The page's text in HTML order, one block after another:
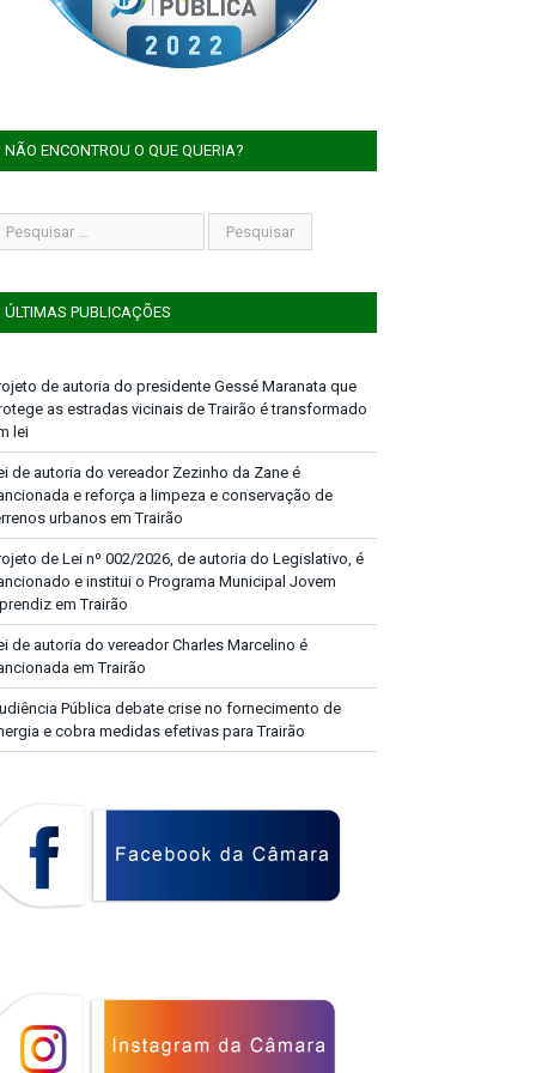
NÃO ENCONTROU O QUE QUERIA?
ÚLTIMAS PUBLICAÇÕES
de autoria do presidente Gessé Maranata que
as estradas vicinais de Trairão é transformado
lei
de autoria do vereador Zezinho da Zane é
e reforça a limpeza e conservação de
urbanos em Trairão
de Lei nº 002/2026, de autoria do Legislativo, é
e institui o Programa Municipal Jovem
em Trairão
de autoria do vereador Charles Marcelino é
em Trairão
Pública debate crise no fornecimento de
e cobra medidas efetivas para Trairão